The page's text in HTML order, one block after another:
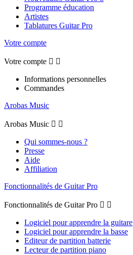
Programme éducation
Artistes
Tablatures Guitar Pro
Votre compte
Votre compte  
Informations personnelles
Commandes
Arobas Music
Arobas Music  
Qui sommes-nous ?
Presse
Aide
Affiliation
Fonctionnalités de Guitar Pro
Fonctionnalités de Guitar Pro  
Logiciel pour apprendre la guitare
Logiciel pour apprendre la basse
Editeur de partition batterie
Lecteur de partition piano